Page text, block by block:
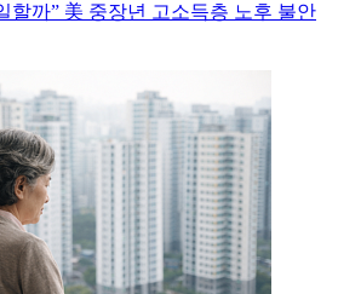
할까” 美 중장년 고소득층 노후 불안